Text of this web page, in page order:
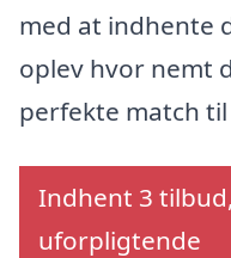
med at indhente
oplev hvor nemt
perfekte match
Indhent 3
uforpligtende